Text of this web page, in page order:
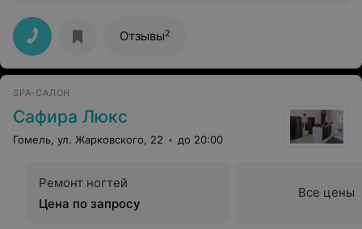
работе (быстро и аккуратно, а главное красиво). Не
могу не отметить удобное расположение салона (в
центре, но на тихой улице) и приятную атмосферу в
самом салоне. Спасибо мастеру и коллективу!
Отзывы2
SPA-САЛОН
Сафира Люкс
Гомель, ул. Жарковского, 22 до 20:00
Ремонт ногтей
Цена по запросу
Все цены